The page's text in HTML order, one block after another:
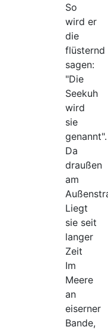
So
wird er
die
flüsternd
sagen:
"Die
Seekuh
wird
sie
genannt".
Da
draußen
am
Liegt
sie seit
langer
Zeit
Im
Meere
an
eiserner
Bande,